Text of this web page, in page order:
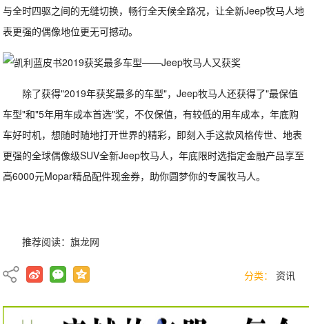
与全时四驱之间的无缝切换，畅行全天候全路况，让全新Jeep牧马人地
表更强的偶像地位更无可撼动。
除了获得"2019年获奖最多的车型"，Jeep牧马人还获得了"最保值
车型"和"5年用车成本首选"奖，不仅保值，有较低的用车成本，年底购
车好时机，想随时随地打开世界的精彩，即刻入手这款风格传世、地表
更强的全球偶像级SUV全新Jeep牧马人，年底限时选指定金融产品享至
高6000元Mopar精品配件现金券，助你圆梦你的专属牧马人。
推荐阅读：旗龙网
分类： 资讯